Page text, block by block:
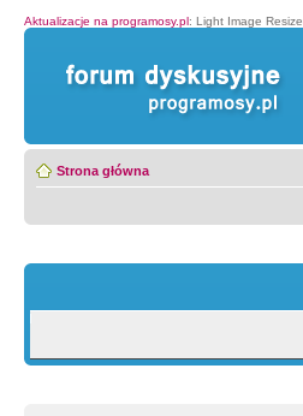
Aktualizacje na programosy.pl: Light Image
Strona główna